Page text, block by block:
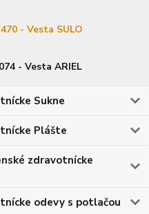
470 - Vesta SULO
074 - Vesta ARIEL
Sukne
Plášte
zdravotnícke
odevy s potlačou